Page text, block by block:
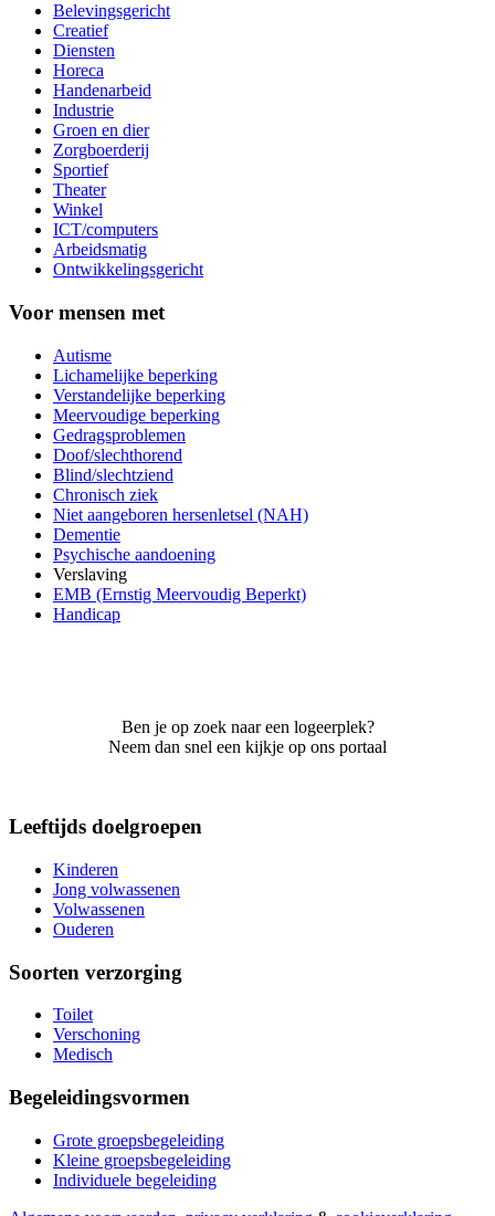
Belevingsgericht
Creatief
Diensten
Horeca
Handenarbeid
Industrie
Groen en dier
Zorgboerderij
Sportief
Theater
Winkel
ICT/computers
Arbeidsmatig
Ontwikkelingsgericht
Voor mensen met
Autisme
Lichamelijke beperking
Verstandelijke beperking
Meervoudige beperking
Gedragsproblemen
Doof/slechthorend
Blind/slechtziend
Chronisch ziek
Niet aangeboren hersenletsel (NAH)
Dementie
Psychische aandoening
Verslaving
EMB (Ernstig Meervoudig Beperkt)
Handicap
Ben je op zoek naar een logeerplek?
Neem dan snel een kijkje op ons portaal
Leeftijds doelgroepen
Kinderen
Jong volwassenen
Volwassenen
Ouderen
Soorten verzorging
Toilet
Verschoning
Medisch
Begeleidingsvormen
Grote groepsbegeleiding
Kleine groepsbegeleiding
Individuele begeleiding